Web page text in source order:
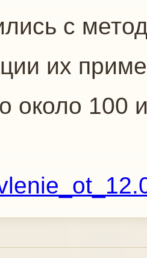
с
их
около 100